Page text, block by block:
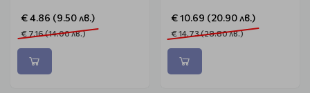
€ 4.86 (9.50 лв.)
€ 7.16 (14.00 лв.)
€ 10.69 (20.90 лв.)
€ 14.73 (28.80 лв.)